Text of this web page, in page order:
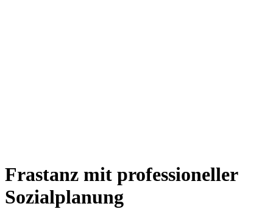
Frastanz mit professioneller
Sozialplanung